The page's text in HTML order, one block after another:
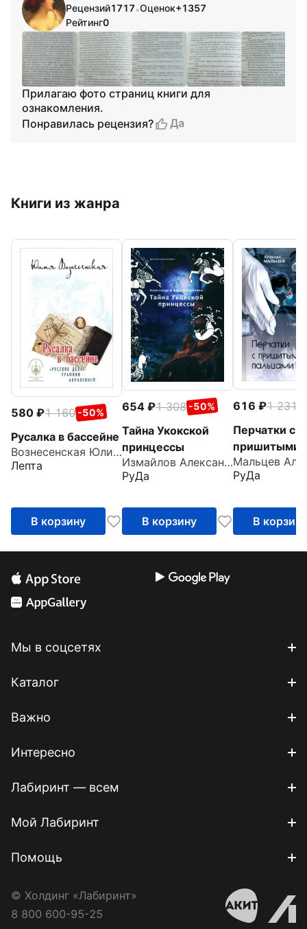
Рецензий1717•Оценок+1357
Рейтинг0
Прилагаю фото страниц книги для
ознакомления.
Понравилась рецензия?
Да
Книги из жанра
580 1 160 -50%
Русалка в бассейне
Вознесенская Юлия Николаевна
Лепта
В корзину
654 1 308 -50%
Тайна Укокской
принцессы
Измайлов Александр
РуДа
В корзину
616 1 231
Перчатки с
пришитыми
пальцами
РуДа
В корзину
Мы в соцсетях
Каталог
Важно
Интересно
Лабиринт — всем
Мой Лабиринт
Помощь
© Холдинг «Лабиринт»
8 800 600-95-25